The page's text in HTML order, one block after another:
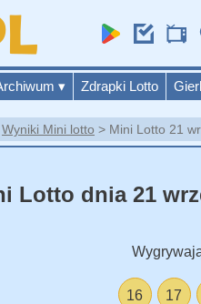
▾ Zdrapki Lotto
Wyniki Mini lotto Mini Lotto 21
Lotto dnia 21
16 17